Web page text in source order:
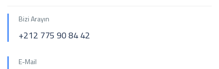
Bizi Arayın
+212 775 90 84 42
E-Mail